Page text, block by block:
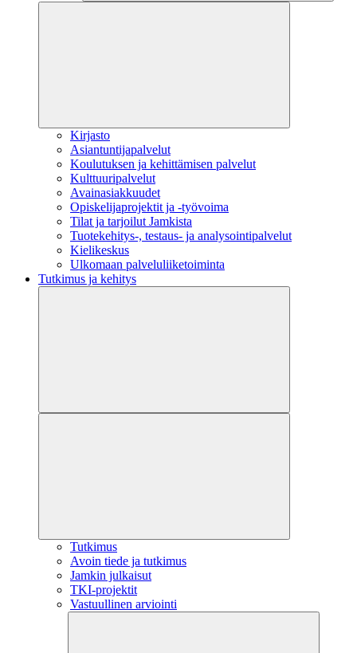
Kirjasto
Asiantuntijapalvelut
Koulutuksen ja kehittämisen palvelut
Kulttuuripalvelut
Avainasiakkuudet
Opiskelijaprojektit​ ja -työvoima
Tilat ja tarjoilut Jamkista
Tuotekehitys-, testaus- ja analysointipalvelut
Kielikeskus
Ulkomaan palveluliiketoiminta
Tutkimus ja kehitys
Tutkimus
Avoin tiede ja tutkimus
Jamkin julkaisut
TKI-projektit
Vastuullinen arviointi